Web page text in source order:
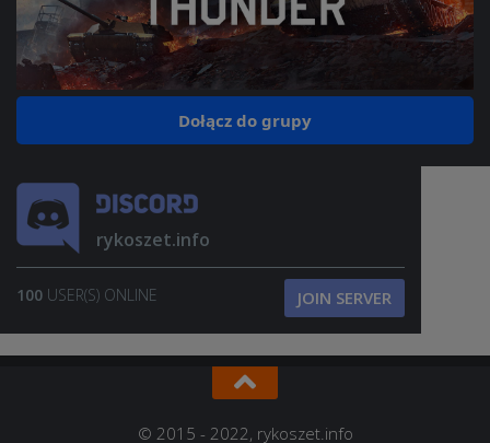
Dołącz do grupy
rykoszet.info
100 USER(S) ONLINE JOIN SERVER
© 2015 - 2022, rykoszet.info